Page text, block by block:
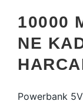
10000
NE
Powerbank